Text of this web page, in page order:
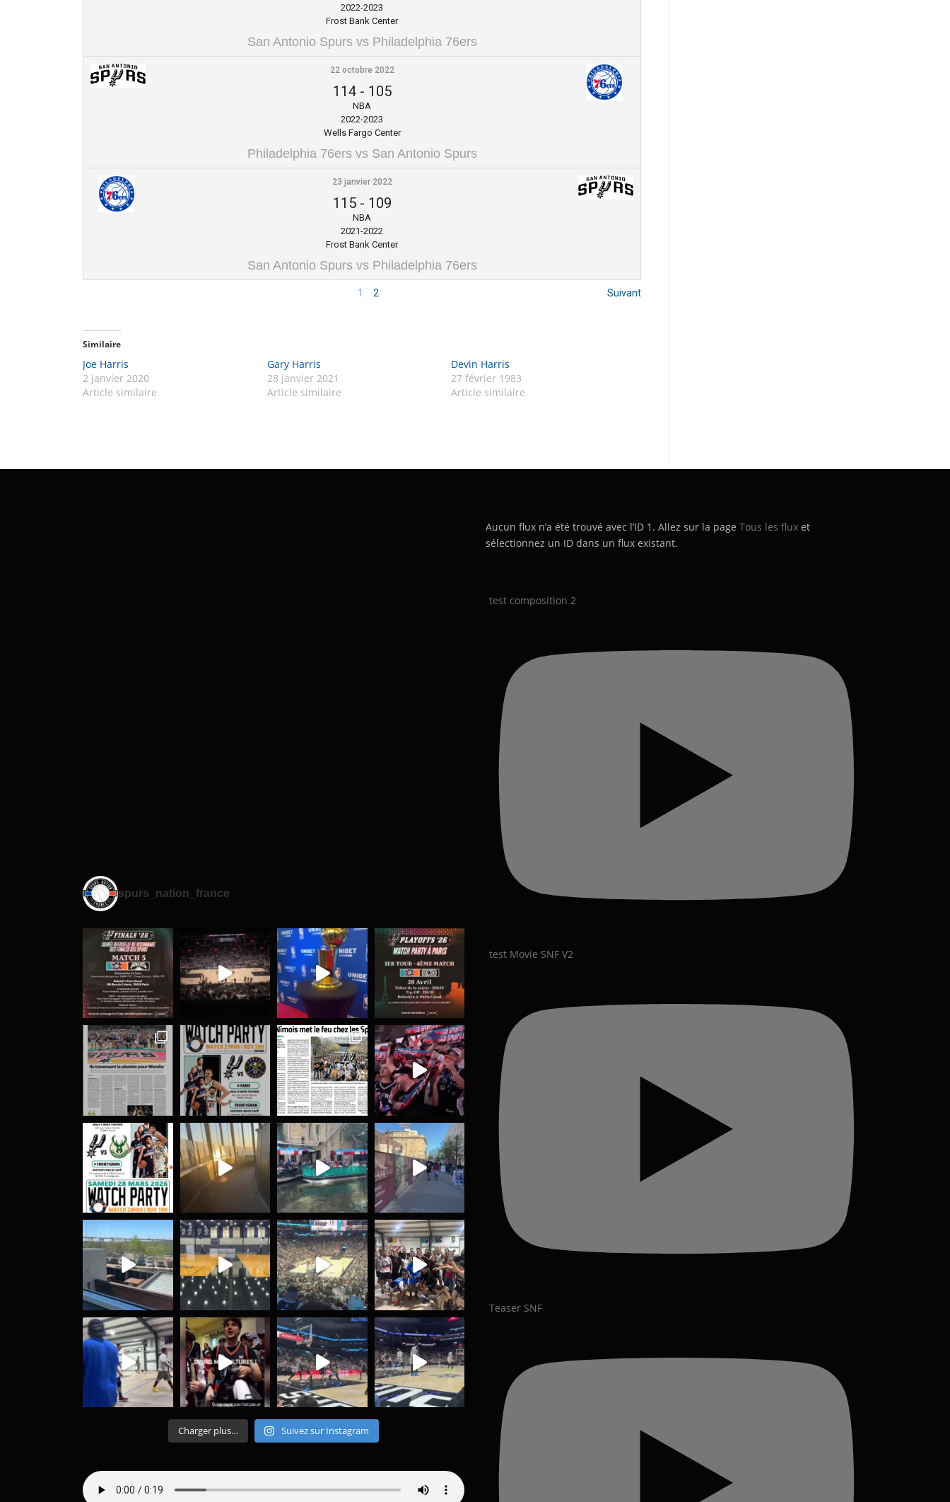
2022-2023
Frost Bank Center
San Antonio Spurs vs Philadelphia 76ers
22 octobre 2022
114- 105
NBA
2022-2023
Wells Fargo Center
Philadelphia 76ers vs San Antonio Spurs
23 janvier 2022
115- 109
NBA
2021-2022
Frost Bank Center
San Antonio Spurs vs Philadelphia 76ers
1 2 Suivant
Similaire
Joe Harris
2 janvier 2020
Article similaire
Gary Harris
28 janvier 2021
Article similaire
Devin Harris
27 février 1983
Article similaire
spurs_nation_france
Charger plus… Suivez sur Instagram
Aucun flux n’a été trouvé avec l’ID 1. Allez sur la page Tous les flux et
sélectionnez un ID dans un flux existant.
test composition 2
test Movie SNF V2
Teaser SNF